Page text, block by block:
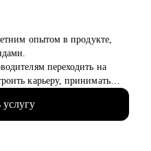
опытом в продукте,
переходить на
карьеру, принимать
команды и
Сбер, Открытие, десятки